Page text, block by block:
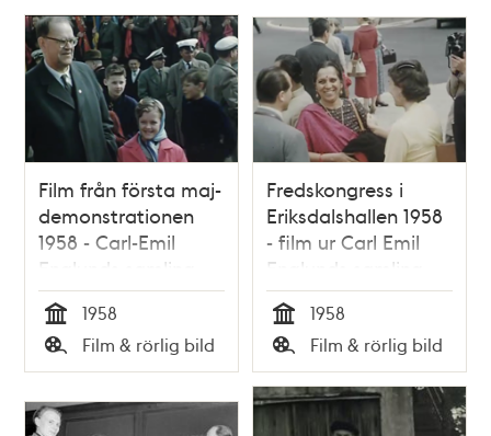
Relaterade
poster
och
teman
Film från första maj-
demonstrationen
1958 - Carl-Emil
Englunds samling
Tid
1958
Typ
Film & rörlig bild
Fredskongress i
Eriksdalshallen 1958
- film ur Carl Emil
Englunds samling
Tid
1958
Typ
Film & rörlig bild